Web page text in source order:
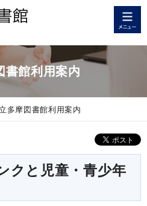
書館利用案内
多摩図書館利用案内
クと児童・青少年